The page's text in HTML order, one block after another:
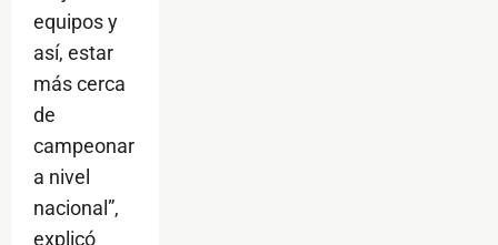
equipos y
así, estar
más cerca
de
campeonar
a nivel
nacional”,
explicó